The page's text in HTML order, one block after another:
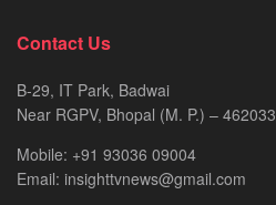
Contact Us
B-29, IT Park, Badwai
Near RGPV, Bhopal (M. P.) – 462033
Mobile: +91 93036 09004
Email: insighttvnews@gmail.com